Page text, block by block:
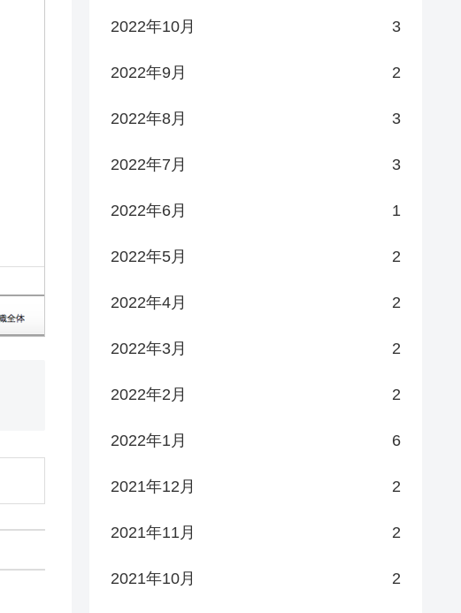
2022年10月 3
2022年9月 2
2022年8月 3
2022年7月 3
2022年6月 1
2022年5月 2
2022年4月 2
2022年3月 2
2022年2月 2
2022年1月 6
2021年12月 2
2021年11月 2
2021年10月 2